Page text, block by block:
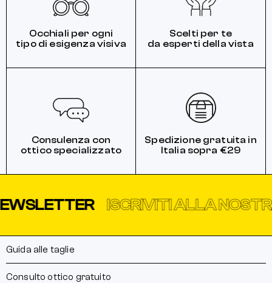
Occhiali per ogni
tipo di esigenza visiva
Scelti per te
da esperti della vista
Consulenza con
ottico specializzato
Spedizione gratuita in
Italia sopra €29
ISCRIVITI ALLA NOSTRA
Guida alle taglie
Consulto ottico gratuito